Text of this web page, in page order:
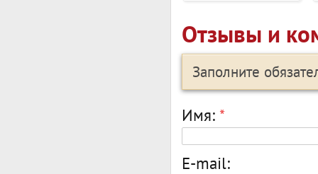
Отзывы и
Заполните
Имя: *
E-mail: